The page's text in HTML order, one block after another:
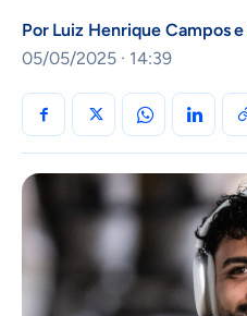
Por Luiz Henrique Campose
05/05/2025 · 14:39